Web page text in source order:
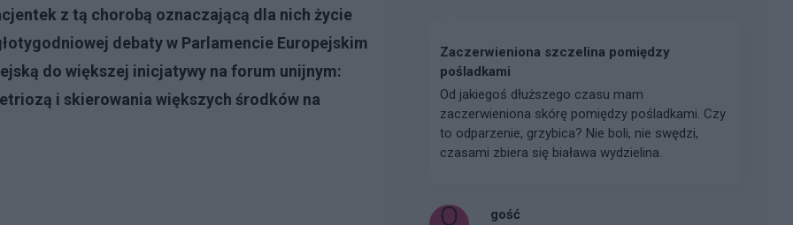
z tą chorobą oznaczającą dla nich życie
debaty w Parlamencie Europejskim
do większej inicjatywy na forum unijnym:
i skierowania większych środków na
Zaczerwieniona szczelina pomiędzy
pośladkami
Od jakiegoś dłuższego czasu mam
zaczerwieniona skórę pomiędzy pośladkami. Czy
to odparzenie, grzybica? Nie boli, nie swędzi,
czasami zbiera się biaława wydzielina.
gość